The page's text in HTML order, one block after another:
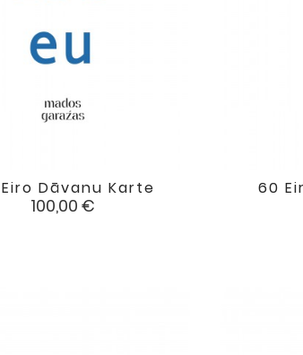
Eiro Dāvanu Karte
Cena
100,00 €
 60